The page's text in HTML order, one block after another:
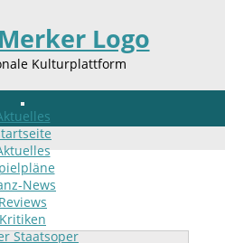
Kulturplattform
News
Reviews
Kritiken
Staatsoper